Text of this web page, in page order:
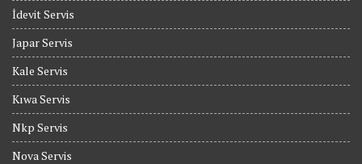
İdevit Servis
Japar Servis
Kale Servis
Kıwa Servis
Nkp Servis
Nova Servis